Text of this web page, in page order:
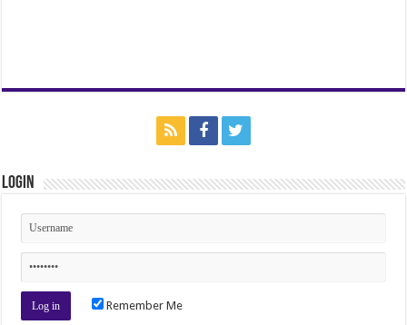
Login
Remember Me